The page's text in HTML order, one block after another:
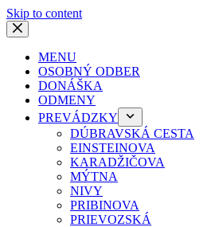
Skip to content
MENU
OSOBNÝ ODBER
DONÁŠKA
ODMENY
PREVÁDZKY
DÚBRAVSKÁ CESTA
EINSTEINOVA
KARADŽIČOVA
MÝTNA
NIVY
PRIBINOVA
PRIEVOZSKÁ